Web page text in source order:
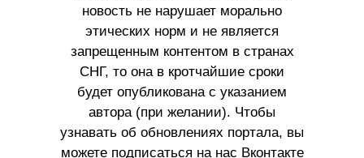
новость не нарушает морально
этических норм и не является
запрещенным контентом в странах
СНГ, то она в кротчайшие сроки
будет опубликована с указанием
автора (при желании). Чтобы
узнавать об обновлениях портала, вы
можете подписаться на нас Вконтакте